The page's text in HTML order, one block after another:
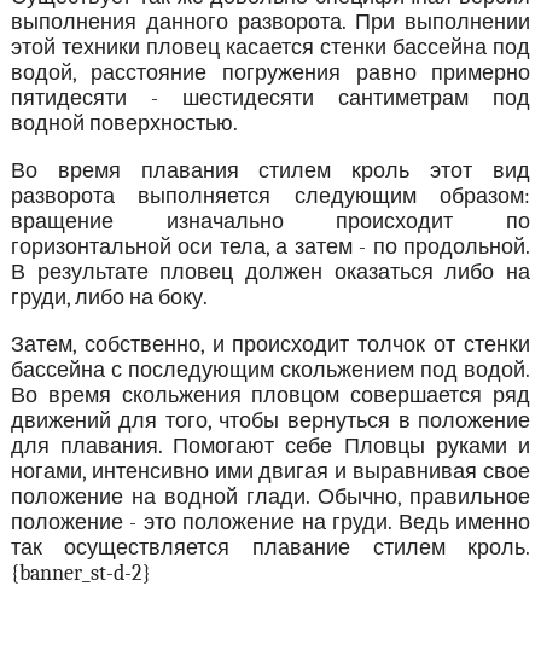
выполнения данного разворота. При выполнении
этой техники пловец касается стенки бассейна под
водой, расстояние погружения равно примерно
пятидесяти - шестидесяти сантиметрам под
водной поверхностью.
Во время плавания стилем кроль этот вид
разворота выполняется следующим образом:
вращение изначально происходит по
горизонтальной оси тела, а затем - по продольной.
В результате пловец должен оказаться либо на
груди, либо на боку.
Затем, собственно, и происходит толчок от стенки
бассейна с последующим скольжением под водой.
Во время скольжения пловцом совершается ряд
движений для того, чтобы вернуться в положение
для плавания. Помогают себе Пловцы руками и
ногами, интенсивно ими двигая и выравнивая свое
положение на водной глади. Обычно, правильное
положение - это положение на груди. Ведь именно
так осуществляется плавание стилем кроль.
{banner_st-d-2}